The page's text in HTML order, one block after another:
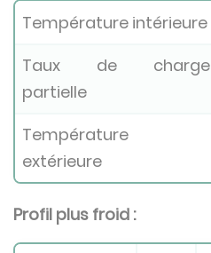
Température intérieure
Taux de charge
partielle
Température
extérieure
Profil plus froid :